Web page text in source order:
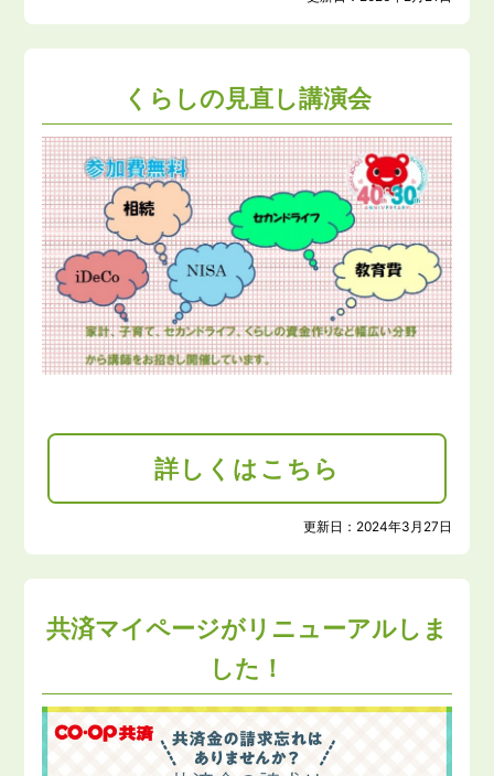
くらしの見直し講演会
詳しくはこちら
更新日： 2024年3月27日
共済マイページがリニューアルしま
した！